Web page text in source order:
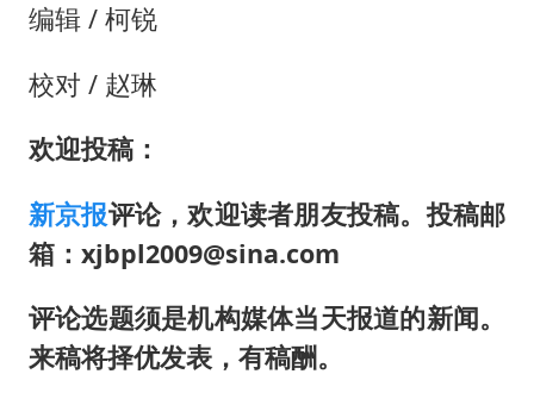
编辑 / 柯锐
校对 / 赵琳
欢迎投稿：
新京报评论，欢迎读者朋友投稿。投稿邮
箱：xjbpl2009@sina.com
评论选题须是机构媒体当天报道的新闻。
来稿将择优发表，有稿酬。